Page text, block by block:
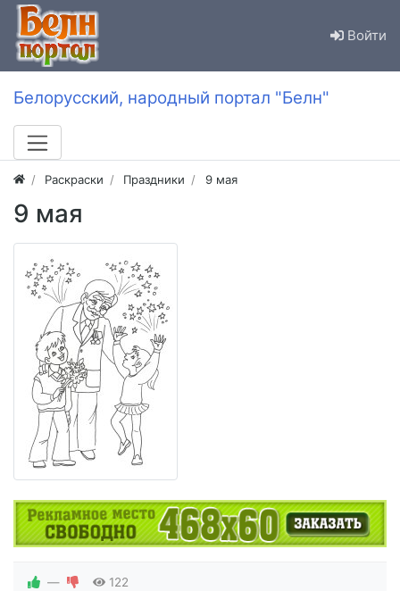
Войти
Белорусский, народный портал "Белн"
Раскраски Праздники 9 мая
9 мая
— 122